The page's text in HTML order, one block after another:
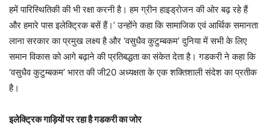
हमें पारिस्थितिकी की भी रक्षा करनी है। हम ग्रीन हाइड्रोजन की ओर बढ़ रहे हैं
और हमारे पास इलेक्ट्रिक बसें हैं।’ उन्होंने कहा कि सामाजिक एवं आर्थिक समानता
लाना सरकार का प्रमुख लक्ष्य है और ‘वसुधैव कुटुम्बकम’ दुनिया में सभी के लिए
समान विकास को आगे बढ़ाने की प्रतिबद्धता का संकेत देता है। गडकरी ने कहा कि
‘वसुधैव कुटुम्बकम’ भारत की जी20 अध्यक्षता के एक शक्तिशाली संदेश का प्रतीक
है।
इलेक्ट्रिक गाड़ियों पर रहा है गडकरी का जोर